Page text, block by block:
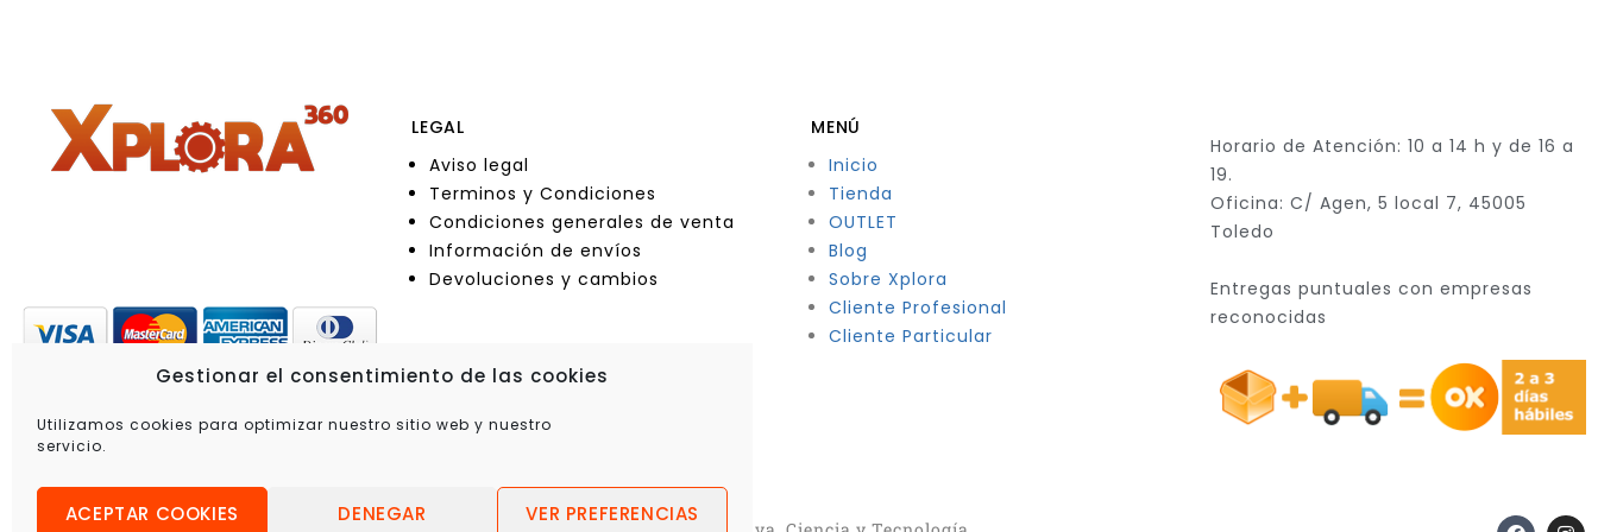
Gestionar el consentimiento de las cookies
Utilizamos cookies para optimizar nuestro sitio web y nuestro
servicio.
ACEPTAR COOKIES DENEGAR VER PREFERENCIAS
LEGAL
Aviso legal
Terminos y Condiciones
Condiciones generales de venta
Información de envíos
Devoluciones y cambios
MENÚ
Inicio
Tienda
OUTLET
Blog
Sobre Xplora
Cliente Profesional
Cliente Particular
Horario de Atención: 10 a 14 h y de 16 a
19.
Oficina: C/ Agen, 5 local 7, 45005
Toledo
Entregas puntuales con empresas
reconocidas